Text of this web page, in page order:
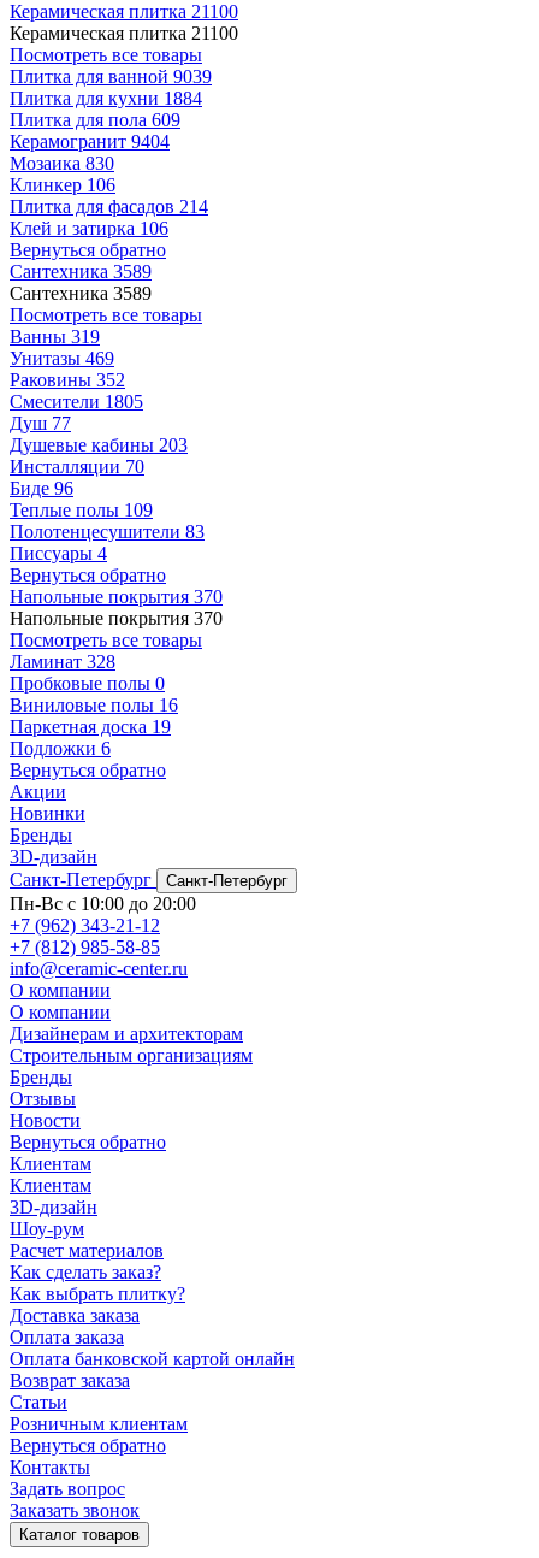
Керамическая плитка 21100
Керамическая плитка 21100
Посмотреть все товары
Плитка для ванной 9039
Плитка для кухни 1884
Плитка для пола 609
Керамогранит 9404
Мозаика 830
Клинкер 106
Плитка для фасадов 214
Клей и затирка 106
Вернуться обратно
Сантехника 3589
Сантехника 3589
Посмотреть все товары
Ванны 319
Унитазы 469
Раковины 352
Смесители 1805
Душ 77
Душевые кабины 203
Инсталляции 70
Биде 96
Теплые полы 109
Полотенцесушители 83
Писсуары 4
Вернуться обратно
Напольные покрытия 370
Напольные покрытия 370
Посмотреть все товары
Ламинат 328
Пробковые полы 0
Виниловые полы 16
Паркетная доска 19
Подложки 6
Вернуться обратно
Акции
Новинки
Бренды
3D-дизайн
Санкт-Петербург
Санкт-Петербург
Пн-Вс с 10:00 до 20:00
+7 (962) 343-21-12
+7 (812) 985-58-85
info@ceramic-center.ru
О компании
О компании
Дизайнерам и архитекторам
Строительным организациям
Бренды
Отзывы
Новости
Вернуться обратно
Клиентам
Клиентам
3D-дизайн
Шоу-рум
Расчет материалов
Как сделать заказ?
Как выбрать плитку?
Доставка заказа
Оплата заказа
Оплата банковской картой онлайн
Возврат заказа
Статьи
Розничным клиентам
Вернуться обратно
Контакты
Задать вопрос
Заказать звонок
Каталог товаров